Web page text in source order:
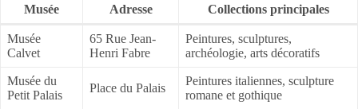
Musée Adresse Collections principales
Musée
Calvet
65 Rue Jean-
Henri Fabre
Peintures, sculptures,
archéologie, arts décoratifs
Musée du
Petit Palais
Place du Palais
Peintures italiennes, sculpture
romane et gothique